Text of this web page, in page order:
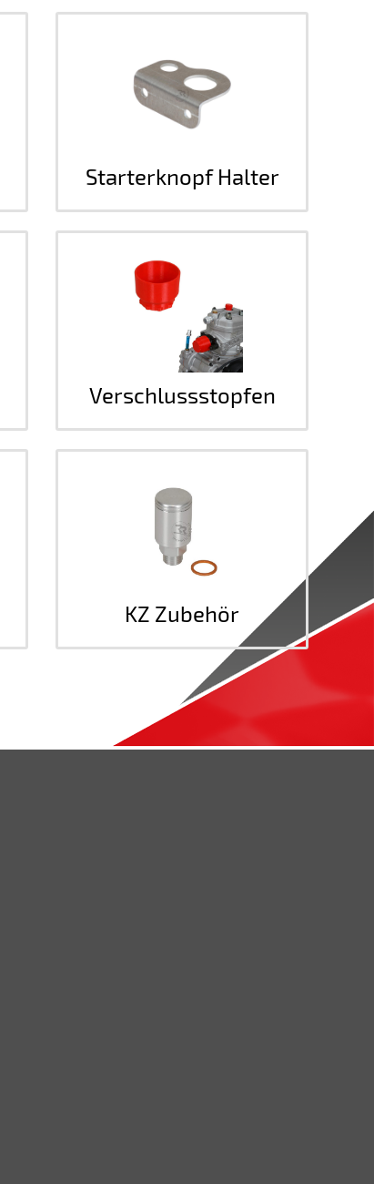
Starterknopf Halter
Verschlussstopfen
KZ Zubehör